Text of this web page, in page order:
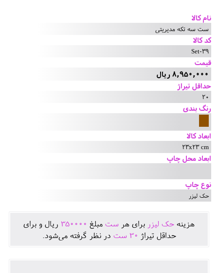
نام کالا
ست سه تکه مدیریتی
کد کالا
Set-39
قیمت
8,950,000 ریال
حداقل تیراژ
20
رنگ بندی
ابعاد کالا
23x23 cm
ابعاد محل چاپ
نوع چاپ
حک لیزر
هزينه حک لیزر برای هر ست مبلغ 350000 ريال و برای
حداقل تيراژ 30 ست در نظر گرفته می‌شود.